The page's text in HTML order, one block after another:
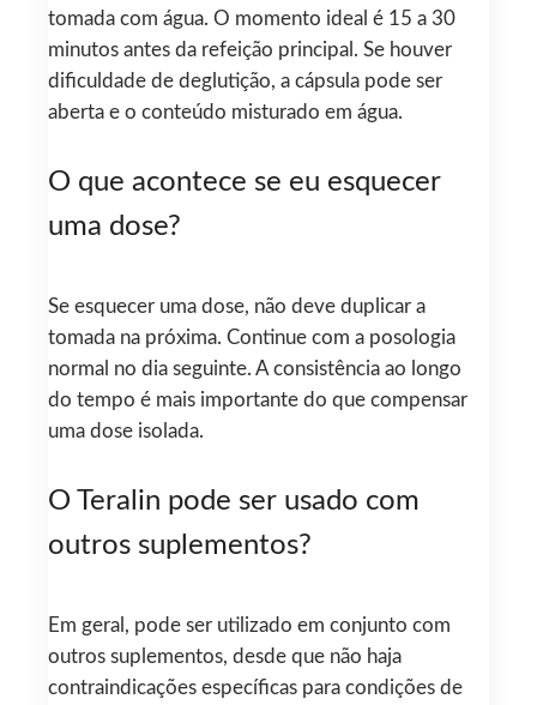
tomada com água. O momento ideal é 15 a 30
minutos antes da refeição principal. Se houver
dificuldade de deglutição, a cápsula pode ser
aberta e o conteúdo misturado em água.
O que acontece se eu esquecer
uma dose?
Se esquecer uma dose, não deve duplicar a
tomada na próxima. Continue com a posologia
normal no dia seguinte. A consistência ao longo
do tempo é mais importante do que compensar
uma dose isolada.
O Teralin pode ser usado com
outros suplementos?
Em geral, pode ser utilizado em conjunto com
outros suplementos, desde que não haja
contraindicações específicas para condições de